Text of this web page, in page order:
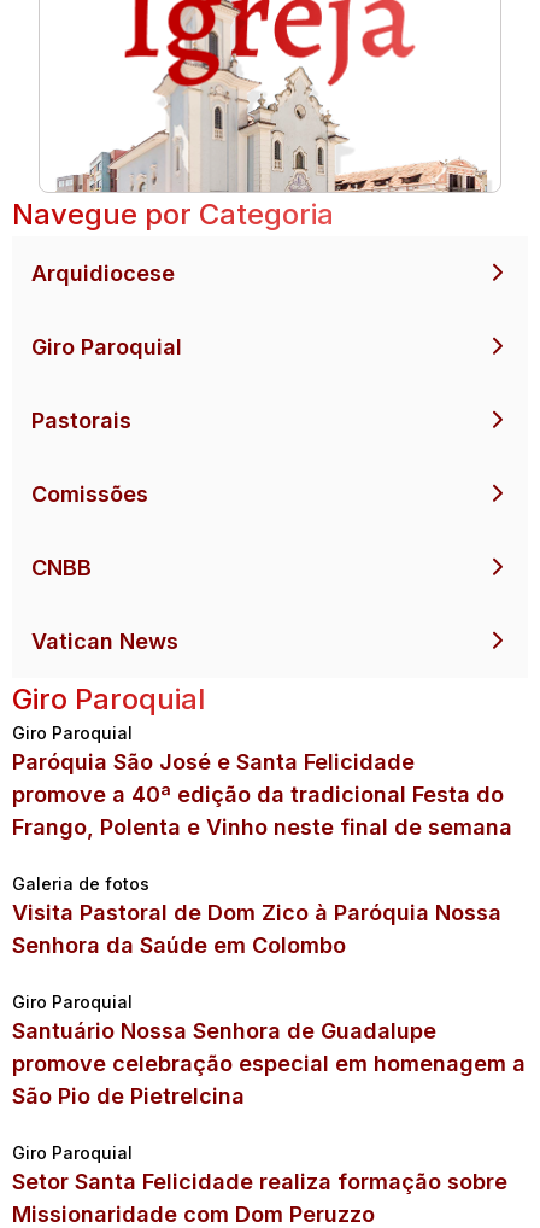
Navegue por Categoria
Arquidiocese
Giro Paroquial
Pastorais
Comissões
CNBB
Vatican News
Giro Paroquial
Giro Paroquial
Paróquia São José e Santa Felicidade
promove a 40ª edição da tradicional Festa do
Frango, Polenta e Vinho neste final de semana
Galeria de fotos
Visita Pastoral de Dom Zico à Paróquia Nossa
Senhora da Saúde em Colombo
Giro Paroquial
Santuário Nossa Senhora de Guadalupe
promove celebração especial em homenagem a
São Pio de Pietrelcina
Giro Paroquial
Setor Santa Felicidade realiza formação sobre
Missionaridade com Dom Peruzzo